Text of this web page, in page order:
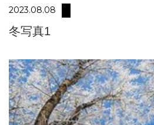
2023.08.08
冬写真1